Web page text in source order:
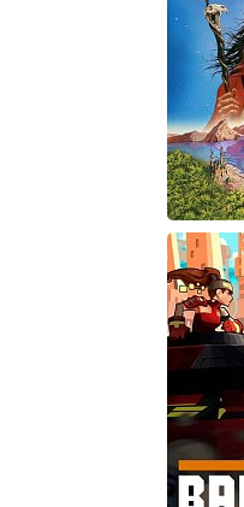
Disciples